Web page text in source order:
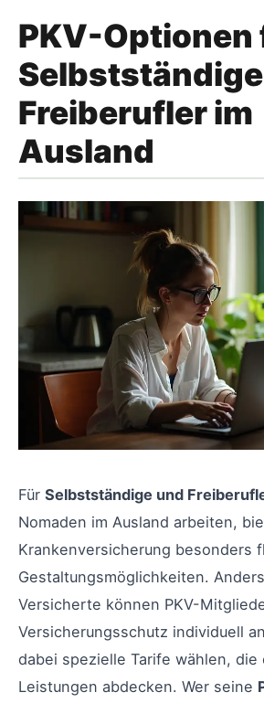
PKV-Optionen
Freiberufler im
Ausland
Für Selbstständige und
Nomaden im Ausland arbeiten,
Krankenversicherung besonders
Gestaltungsmöglichkeiten.
Versicherte können PKV-
Versicherungsschutz individuell
dabei spezielle Tarife wählen,
Leistungen abdecken. Wer seine